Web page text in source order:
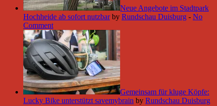
Neue Angebote im Stadtpark
Hochheide ab sofort nutzbar by Rundschau Duisburg - No
Comment
Gemeinsam für kluge Köpfe:
Lucky Bike unterstützt savemybrain by Rundschau Duisburg